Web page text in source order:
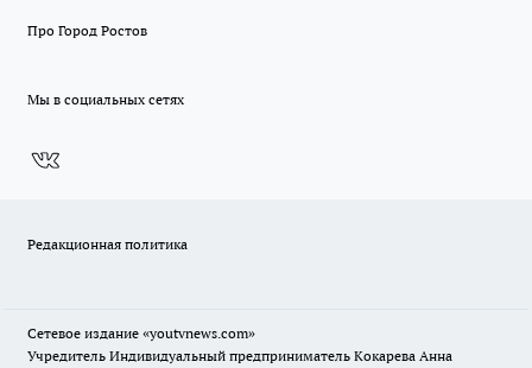
Про Город Ростов
Мы в социальных сетях
Редакционная политика
Сетевое издание «youtvnews.com»
Учредитель Индивидуальный предприниматель Кокарева Анна